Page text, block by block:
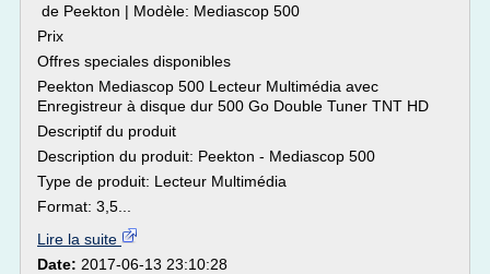
de Peekton | Modèle: Mediascop 500
Prix
Offres speciales disponibles
Peekton Mediascop 500 Lecteur Multimédia avec
Enregistreur à disque dur 500 Go Double Tuner TNT HD
Descriptif du produit
Description du produit: Peekton - Mediascop 500
Type de produit: Lecteur Multimédia
Format: 3,5...
Lire la suite
Date: 2017-06-13 23:10:28